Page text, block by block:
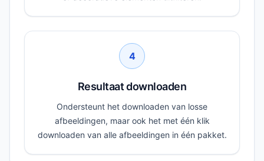
4
Resultaat downloaden
Ondersteunt het downloaden van losse
afbeeldingen, maar ook het met één klik
downloaden van alle afbeeldingen in één pakket.